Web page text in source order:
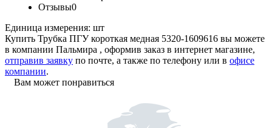
Отзывы0
Единица измерения: шт
Купить Трубка ПГУ короткая медная 5320-1609616 вы можете
в компании Пальмира , оформив заказ в интернет магазине,
отправив заявку по почте, а также по телефону или в офисе
компании.
Вам может понравиться